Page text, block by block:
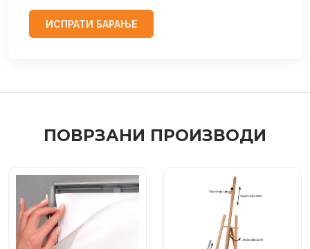
ИСПРАТИ БАРАЊЕ
ПОВРЗАНИ ПРОИЗВОДИ